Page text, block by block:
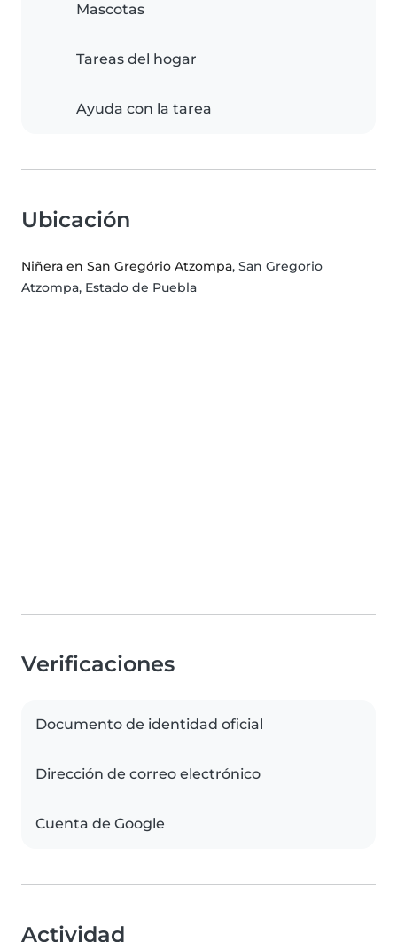
Mascotas
Tareas del hogar
Ayuda con la tarea
Ubicación
Niñera en San Gregório Atzompa, San Gregorio
Atzompa, Estado de Puebla
Verificaciones
Documento de identidad oficial
Dirección de correo electrónico
Cuenta de Google
Actividad